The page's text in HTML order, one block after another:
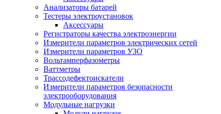
Анализаторы батарей
Тестеры электроустановок
Аксессуары
Регистраторы качества электроэнергии
Измерители параметров электрических сетей
Измерители параметров УЗО
Вольтамперфазометры
Ваттметры
Трассодефектоискатели
Измерители параметров безопасности
электрооборудования
Модульные нагрузки